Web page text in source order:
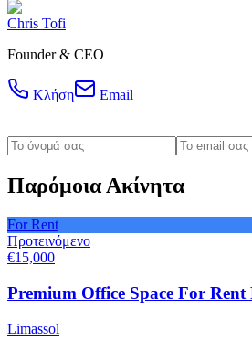
Chris Tofi
Founder & CEO
Κλήση Email
Παρόμοια Ακίνητα
For Rent
Προτεινόμενο
€15,000
Premium Office Space For
Limassol